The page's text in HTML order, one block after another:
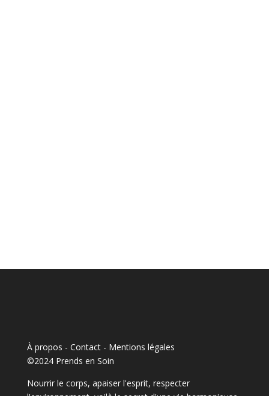
À propos - Contact- Mentions légales
©2024 Prends en Soin
Nourrir le corps, apaiser l'esprit, respecter